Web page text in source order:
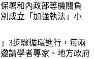
署和內政部等機關負
成立「加強執法」小
3步驟循環進行，每兩
請學者專家、地方政府